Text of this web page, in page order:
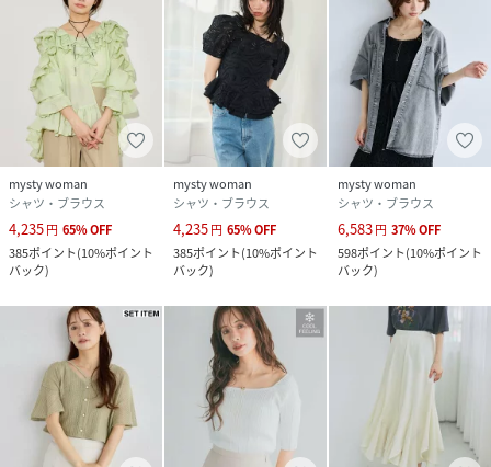
mysty woman
シャツ・ブラウス
4,235円 65%OFF
385ポイント(10%ポイント
バック)
mysty woman
シャツ・ブラウス
4,235円 65%OFF
385ポイント(10%ポイント
バック)
mysty woman
シャツ・ブラウス
6,583円 37%OFF
598ポイント(10%ポイント
バック)